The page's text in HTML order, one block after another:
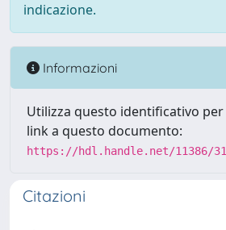
indicazione.
Informazioni
Utilizza questo identificativo
link a questo documento:
https://hdl.handle.net/11386/
Citazioni